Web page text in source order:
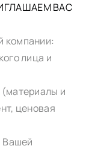
ВАС
компании:
лица и
и
ценовая
Вашей